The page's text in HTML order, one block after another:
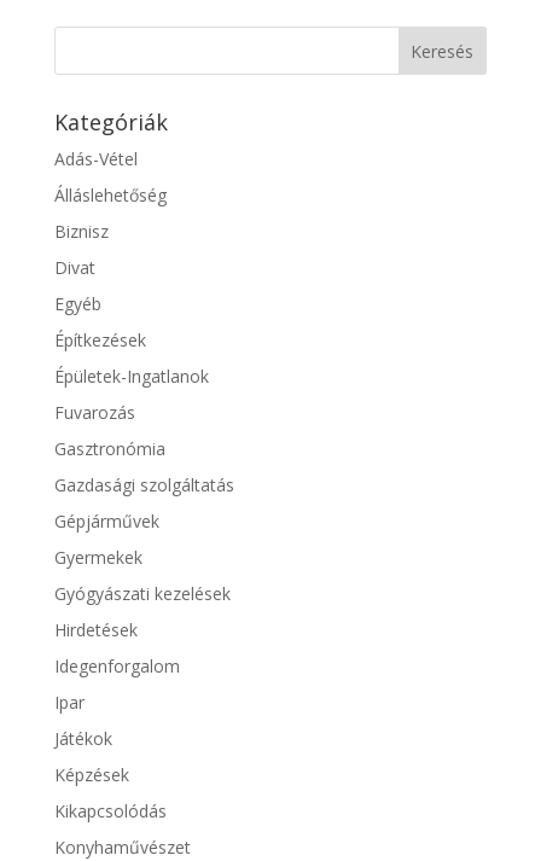
Kategóriák
Adás-Vétel
Álláslehetőség
Biznisz
Divat
Egyéb
Építkezések
Épületek-Ingatlanok
Fuvarozás
Gasztronómia
Gazdasági szolgáltatás
Gépjárművek
Gyermekek
Gyógyászati kezelések
Hirdetések
Idegenforgalom
Ipar
Játékok
Képzések
Kikapcsolódás
Konyhaművészet